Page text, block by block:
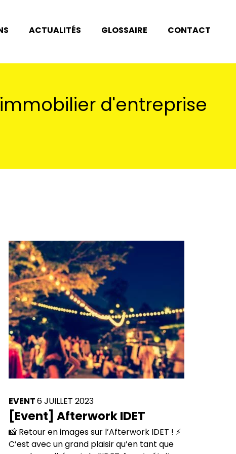
ACTUALITÉS GLOSSAIRE CONTACT
d'entreprise
EVENT6 JUILLET 2023
[Event] Afterwork IDET
📸 Retour en images sur l’Afterwork IDET ! ⚡
C’est avec un grand plaisir qu’en tant que